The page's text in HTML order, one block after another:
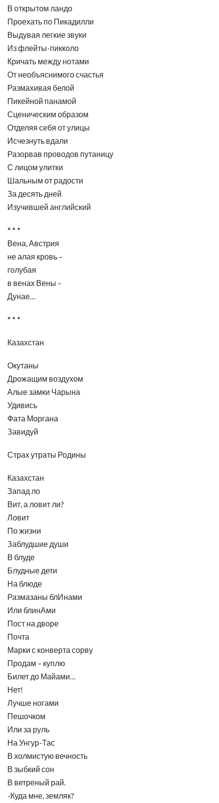
В открытом ландо
Проехать по Пикадилли
Выдувая легкие звуки
Из флейты-пикколо
Кричать между нотами
От необъяснимого счастья
Размахивая белой
Пикейной панамой
Сценическим образом
Отделяя себя от улицы
Исчезнуть вдали
Разорвав проводов путаницу
С лицом улитки
Шальным от радости
За десять дней
Изучившей английский
* * *
Вена, Австрия
не алая кровь –
голубая
в венах Вены –
Дунае…
* * *
Казахстан
Окутаны
Дрожащим воздухом
Алые замки Чарына
Удивись
Фата Моргана
Завидуй
Страх утраты Родины
Казахстан
Запад ло
Вит, а ловит ли?
Ловит
По жизни
Заблудшие души
В блуде
Блудные дети
На блюде
Размазаны блИнами
Или блинАми
Пост на дворе
Почта
Марки с конверта сорву
Продам – куплю
Билет до Майами…
Нет!
Лучше ногами
Пешочком
Или за руль
На Унгур-Тас
В холмистую вечность
В зыбкий сон
В ветреный рай.
-Куда мне, земляк?